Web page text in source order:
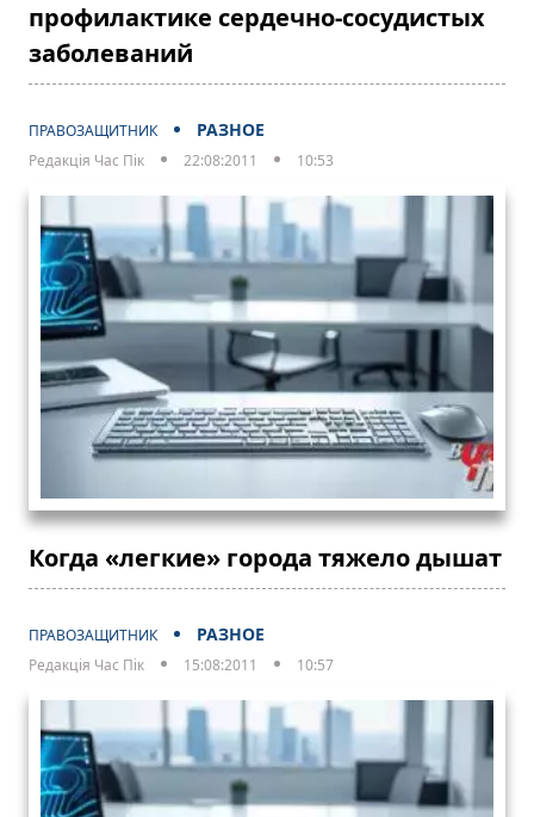
профилактике сердечно-сосудистых
заболеваний
ПРАВОЗАЩИТНИК РАЗНОЕ
Редакція Час Пік 22:08:2011 10:53
Когда «легкие» города тяжело дышат
ПРАВОЗАЩИТНИК РАЗНОЕ
Редакція Час Пік 15:08:2011 10:57